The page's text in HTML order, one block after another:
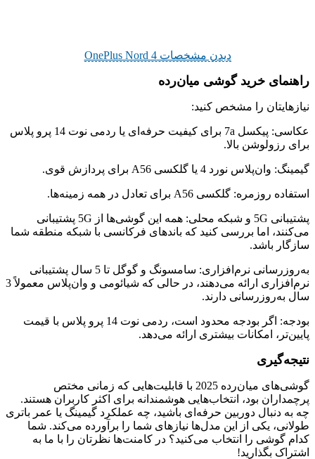
دیدن مشخصات OnePlus Nord 4
راهنمای خرید گوشی میان‌رده
نیازهایتان را مشخص کنید:
عکاسی:
پیکسل 7a برای کیفیت حرفه‌ای یا ردمی نوت 14 پرو پلاس
برای رزولوشن بالا.
گیمینگ: وان‌پلاس نورد 4 یا گلکسی A56 برای پردازش قوی.
استفاده روزمره: گلکسی A56 برای تعادل در همه زمینه‌ها.
پشتیبانی 5G و شبکه محلی:
همه این گوشی‌ها از 5G پشتیبانی
می‌کنند، اما بررسی کنید که باندهای فرکانسی با شبکه منطقه شما
سازگار باشد.
به‌روزرسانی نرم‌افزاری:
سامسونگ و گوگل تا 5 سال پشتیبانی
نرم‌افزاری ارائه می‌دهند، در حالی که شیائومی و وان‌پلاس معمولاً 3
سال به‌روزرسانی دارند.
بودجه:
اگر بودجه محدود است، ردمی نوت 14 پرو پلاس با قیمت
پایین‌تر، امکانات بیشتری ارائه می‌دهد.
نتیجه‌گیری
گوشی‌های میان‌رده 2025 با قابلیت‌هایی که زمانی مختص
پرچمداران بود، انتخاب‌هایی هوشمندانه برای اکثر کاربران هستند.
چه به دنبال دوربین حرفه‌ای باشید، چه عملکرد گیمینگ یا عمر باتری
طولانی، یکی از این مدل‌ها نیازهای شما را برآورده می‌کند. شما
کدام گوشی را انتخاب می‌کنید؟ در کامنت‌ها نظرتان را با ما به
اشتراک بگذارید!